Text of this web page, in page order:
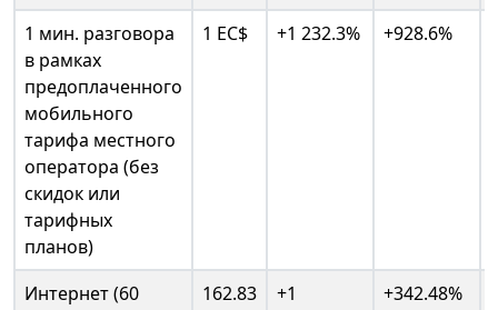
1 мин. разговора
в рамках
предоплаченного
мобильного
тарифа местного
оператора (без
скидок или
тарифных
планов)
1 EC$ +1 232.3% +928.6%
Интернет (60
162.83
+1
+342.48%